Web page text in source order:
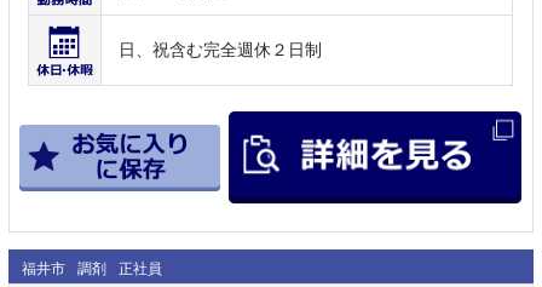
日、祝含む完全週休２日制
福井市 調剤 正社員